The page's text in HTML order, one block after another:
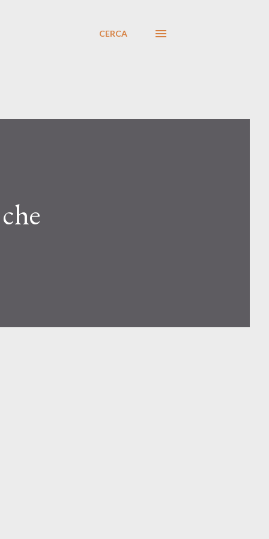
CERCA